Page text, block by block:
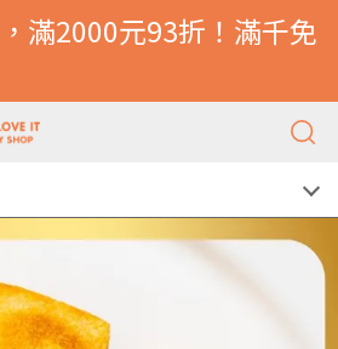
滿2000元93折！滿千免